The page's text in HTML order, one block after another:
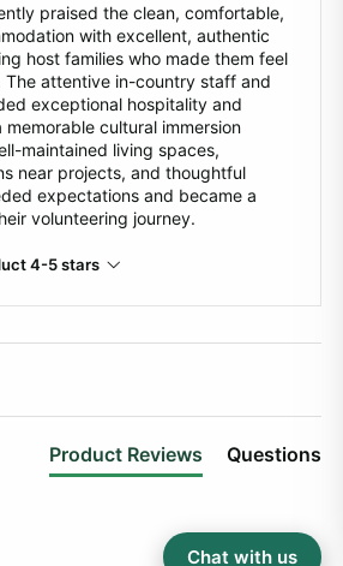
praised the clean, comfortable,
with excellent, authentic
host families who made them feel
The attentive in-country staff and
exceptional hospitality and
cultural immersion
maintained living spaces,
near projects, and thoughtful
expectations and became a
volunteering journey.
4-5 stars
Product Reviews Questions
Chat with us